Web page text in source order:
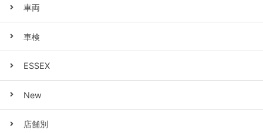
車両
車検
ESSEX
New
店舗別